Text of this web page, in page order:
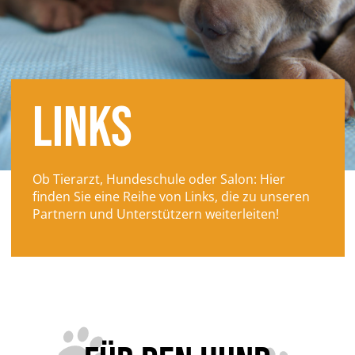
LINKS
Ob Tierarzt, Hundeschule oder Salon: Hier
finden Sie eine Reihe von Links, die zu unseren
Partnern und Unterstützern weiterleiten!